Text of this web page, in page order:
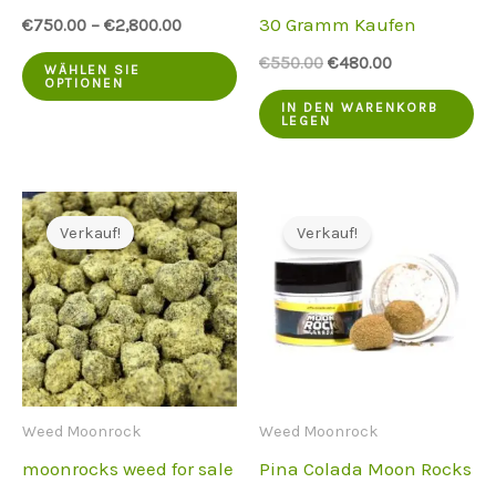
€750.00 – €2,800.00
WÄHLEN SIE
OPTIONEN
Dieses
Produkt
hat
Varianten.
Die
Optionen
können
auf
der
Produktseite
ausgewählt
30 Gramm Kaufen
€550.00 Der
Preis
war:
€480.00Der
Preis
IN DEN WARENKORB
LEGEN
Verkauf!
Weed Moonrock
moonrocks weed for sale
Verkauf!
Weed Moonrock
Pina Colada Moon Rocks